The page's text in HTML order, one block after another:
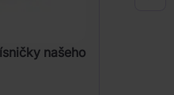
našeho